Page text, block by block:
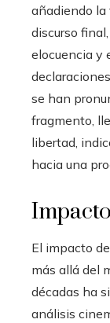
añadiendo la
discurso
elocuencia y
se han
fragmento,
libertad,
hacia una
El impacto de
más allá del
décadas ha
análisis